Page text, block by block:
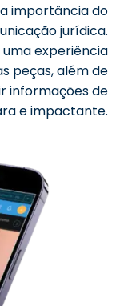
importância do
jurídica.
experiência
peças, além de
informações de
e impactante.